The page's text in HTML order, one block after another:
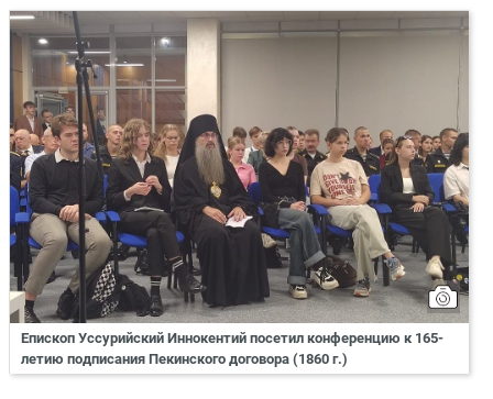
Епископ Уссурийский Иннокентий посетил конференцию к 165-
летию подписания Пекинского договора (1860 г.)